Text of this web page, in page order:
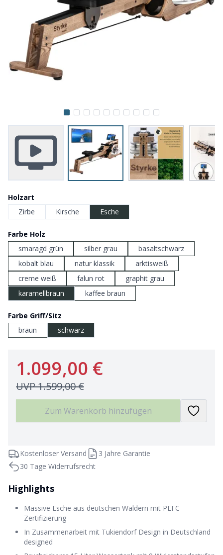
Holzart
Zirbe
Kirsche Esche
Farbe Holz
smaragd grün
silber grau
basaltschwarz
kobalt blau
natur klassik
arktisweiß
creme weiß
falun rot
graphit grau
karamellbraun
kaffee braun
Farbe Griff/Sitz
braun
schwarz
1.099,00 €
UVP1.599,00 €
Zum Warenkorb hinzufügen
Kostenloser Versand
3 Jahre Garantie
30 Tage Widerrufsrecht
Highlights
Massive Esche aus deutschen Wäldern mit PEFC-
Zertifizierung
In Zusammenarbeit mit Tukiendorf Design in Deutschland
designed